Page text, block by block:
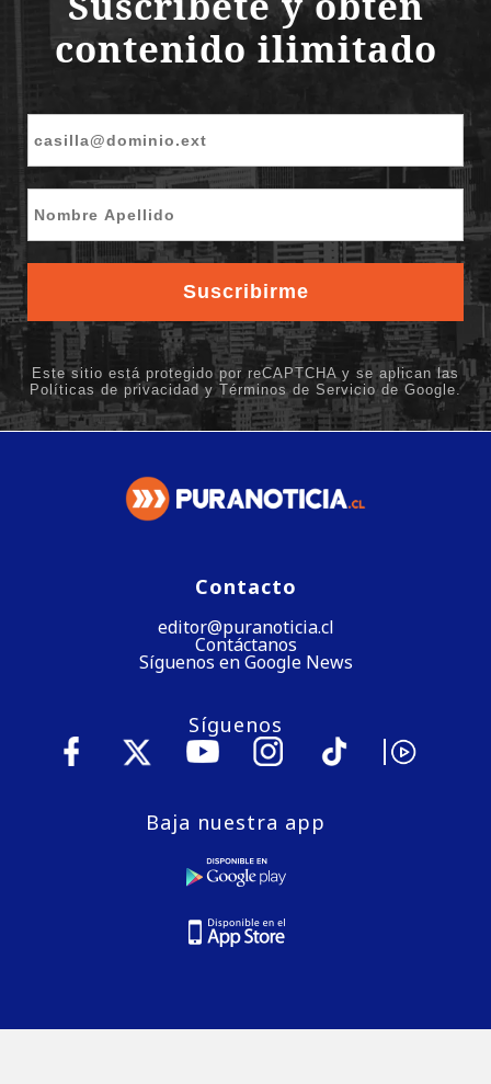
Contacto
editor@puranoticia.cl
Contáctanos
Síguenos en Google News
Síguenos
Baja nuestra app